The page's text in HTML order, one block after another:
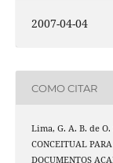
2007-04-04
COMO CITAR
Lima, G. A. B. de
CONCEITUAL
DOCUMENTOS